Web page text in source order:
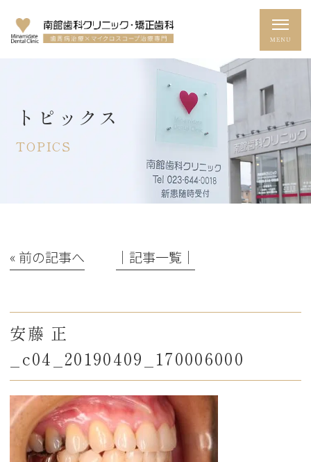
トピックス
TOPICS
« 前の記事へ │記事一覧│
安藤 正
_c04_20190409_170006000